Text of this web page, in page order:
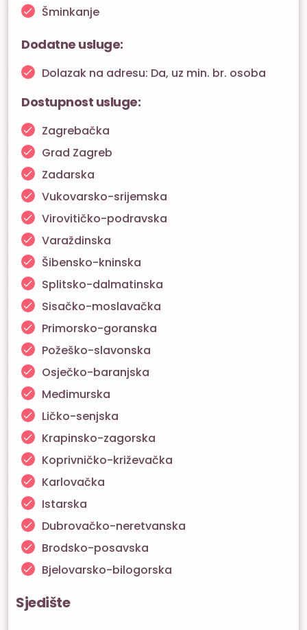
Šminkanje
Dodatne usluge:
Dolazak na adresu: Da, uz min. br. osoba
Dostupnost usluge:
Zagrebačka
Grad Zagreb
Zadarska
Vukovarsko-srijemska
Virovitičko-podravska
Varaždinska
Šibensko-kninska
Splitsko-dalmatinska
Sisačko-moslavačka
Primorsko-goranska
Požeško-slavonska
Osječko-baranjska
Međimurska
Ličko-senjska
Krapinsko-zagorska
Koprivničko-križevačka
Karlovačka
Istarska
Dubrovačko-neretvanska
Brodsko-posavska
Bjelovarsko-bilogorska
Sjedište